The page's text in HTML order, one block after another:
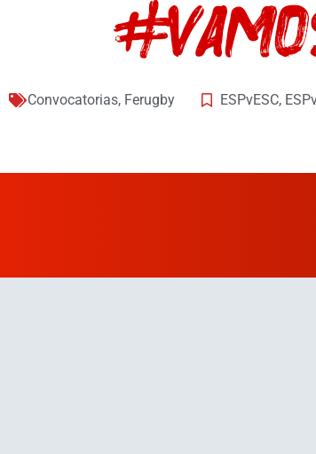
Convocatorias, Ferugby ESPvESC,